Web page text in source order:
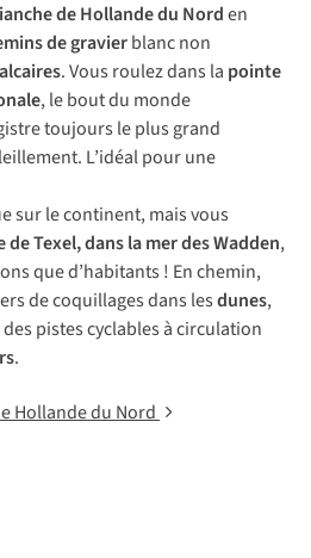
de Hollande du Norden
de gravierblanc non
. Vous roulez dans la pointe
, le bout du monde
toujours le plus grand
L’idéal pour une
sur le continent, mais vous
de Texel, dans la mer des Wadden,
que d’habitants ! En chemin,
de coquillages dans lesdunes,
pistes cyclables à circulation
.
Hollande du Nord